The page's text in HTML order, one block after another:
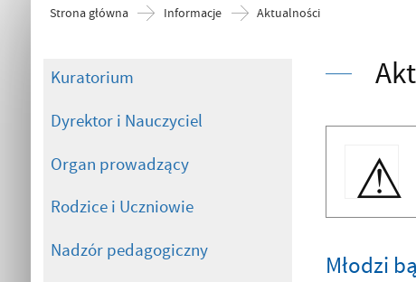
Strona główna Informacje Aktualności
Kuratorium
Dyrektor i Nauczyciel
Organ prowadzący
Rodzice i Uczniowie
Nadzór pedagogiczny
Młodzi